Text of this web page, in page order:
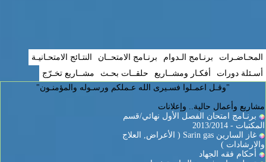
المحـاضـرات برنـامج الـدوام برنـامج الامتحــان
النتـائج الامتحـانيـة
أسـئلة دورات
أفكـار ومشــاريع حلقــات بحـث
مشــاريع تخـرّج
"وقـل اعمـلوا فسـيرى الله عـملكم ورسـوله والمؤمنـون"
مشاريع وأعمال حالية.. وإعلانات
برنـامج امتحان الفصل الأول نهائي/قسم
المكتبات - 2013/2014
غاز السارين Sarin gas ( الأعراض, العلاج
والارشادات )
أحكام فقه الجهاد